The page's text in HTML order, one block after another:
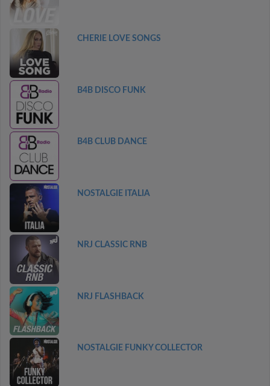
CHERIE LOVE SONGS
B4B DISCO FUNK
B4B CLUB DANCE
NOSTALGIE ITALIA
NRJ CLASSIC RNB
NRJ FLASHBACK
NOSTALGIE FUNKY COLLECTOR